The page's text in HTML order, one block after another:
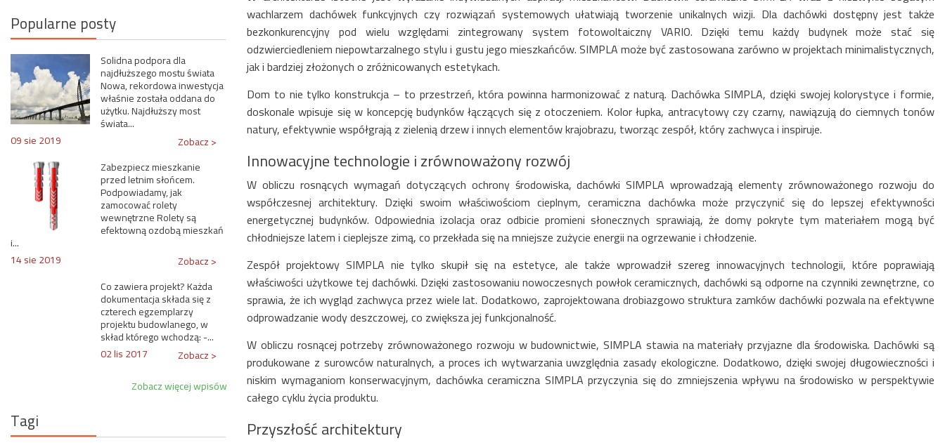
Popularne posty
Solidna podpora dla
najdłuższego mostu świata
Nowa, rekordowa inwestycja
właśnie została oddana do
użytku. Najdłuższy most
świata...
09 sie 2019
Zobacz >
Zabezpiecz mieszkanie
przed letnim słońcem.
Podpowiadamy, jak
zamocować rolety
wewnętrzne Rolety są
efektowną ozdobą mieszkań
i...
14 sie 2019
Zobacz >
Co zawiera projekt? Każda
dokumentacja składa się z
czterech egzemplarzy
projektu budowlanego, w
skład którego wchodzą: -...
02 lis 2017
Zobacz >
Zobacz więcej wpisów
Tagi
wachlarzem dachówek funkcyjnych czy rozwiązań systemowych ułatwiają tworzenie unikalnych wizji. Dla dachówki dostępny jest także
bezkonkurencyjny pod wielu względami zintegrowany system fotowoltaiczny VARIO. Dzięki temu każdy budynek może stać się
odzwierciedleniem niepowtarzalnego stylu i gustu jego mieszkańców. SIMPLA może być zastosowana zarówno w projektach minimalistycznych,
jak i bardziej złożonych o zróżnicowanych estetykach.
Dom to nie tylko konstrukcja – to przestrzeń, która powinna harmonizować z naturą. Dachówka SIMPLA, dzięki swojej kolorystyce i formie,
doskonale wpisuje się w koncepcję budynków łączących się z otoczeniem. Kolor łupka, antracytowy czy czarny, nawiązują do ciemnych tonów
natury, efektywnie współgrają z zielenią drzew i innych elementów krajobrazu, tworząc zespół, który zachwyca i inspiruje.
Innowacyjne technologie i zrównoważony rozwój
W obliczu rosnących wymagań dotyczących ochrony środowiska, dachówki SIMPLA wprowadzają elementy zrównoważonego rozwoju do
współczesnej architektury. Dzięki swoim właściwościom cieplnym, ceramiczna dachówka może przyczynić się do lepszej efektywności
energetycznej budynków. Odpowiednia izolacja oraz odbicie promieni słonecznych sprawiają, że domy pokryte tym materiałem mogą być
chłodniejsze latem i cieplejsze zimą, co przekłada się na mniejsze zużycie energii na ogrzewanie i chłodzenie.
Zespół projektowy SIMPLA nie tylko skupił się na estetyce, ale także wprowadził szereg innowacyjnych technologii, które poprawiają
właściwości użytkowe tej dachówki. Dzięki zastosowaniu nowoczesnych powłok ceramicznych, dachówki są odporne na czynniki zewnętrzne, co
sprawia, że ich wygląd zachwyca przez wiele lat. Dodatkowo, zaprojektowana drobiazgowo struktura zamków dachówki pozwala na efektywne
odprowadzanie wody deszczowej, co zwiększa jej funkcjonalność.
W obliczu rosnącej potrzeby zrównoważonego rozwoju w budownictwie, SIMPLA stawia na materiały przyjazne dla środowiska. Dachówki są
produkowane z surowców naturalnych, a proces ich wytwarzania uwzględnia zasady ekologiczne. Dodatkowo, dzięki swojej długowieczności i
niskim wymaganiom konserwacyjnym, dachówka ceramiczna SIMPLA przyczynia się do zmniejszenia wpływu na środowisko w perspektywie
całego cyklu życia produktu.
Przyszłość architektury